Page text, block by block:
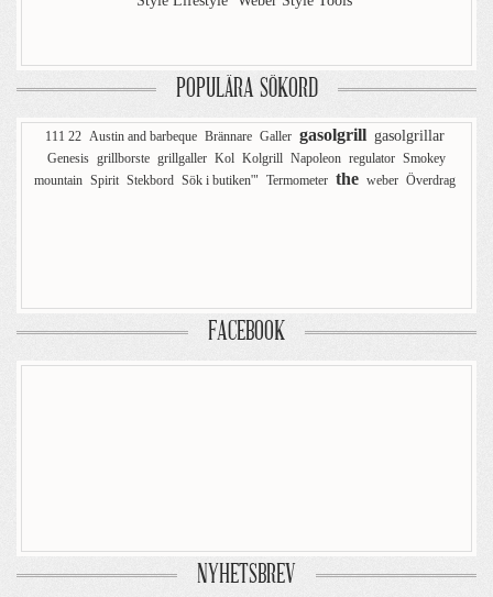
POPULÄRA SÖKORD
111 22 Austin and barbeque Brännare Galler gasolgrill gasolgrillar
Genesis grillborste grillgaller Kol Kolgrill Napoleon regulator Smokey
mountain Spirit Stekbord Sök i butiken'" Termometer the weber Överdrag
FACEBOOK
NYHETSBREV